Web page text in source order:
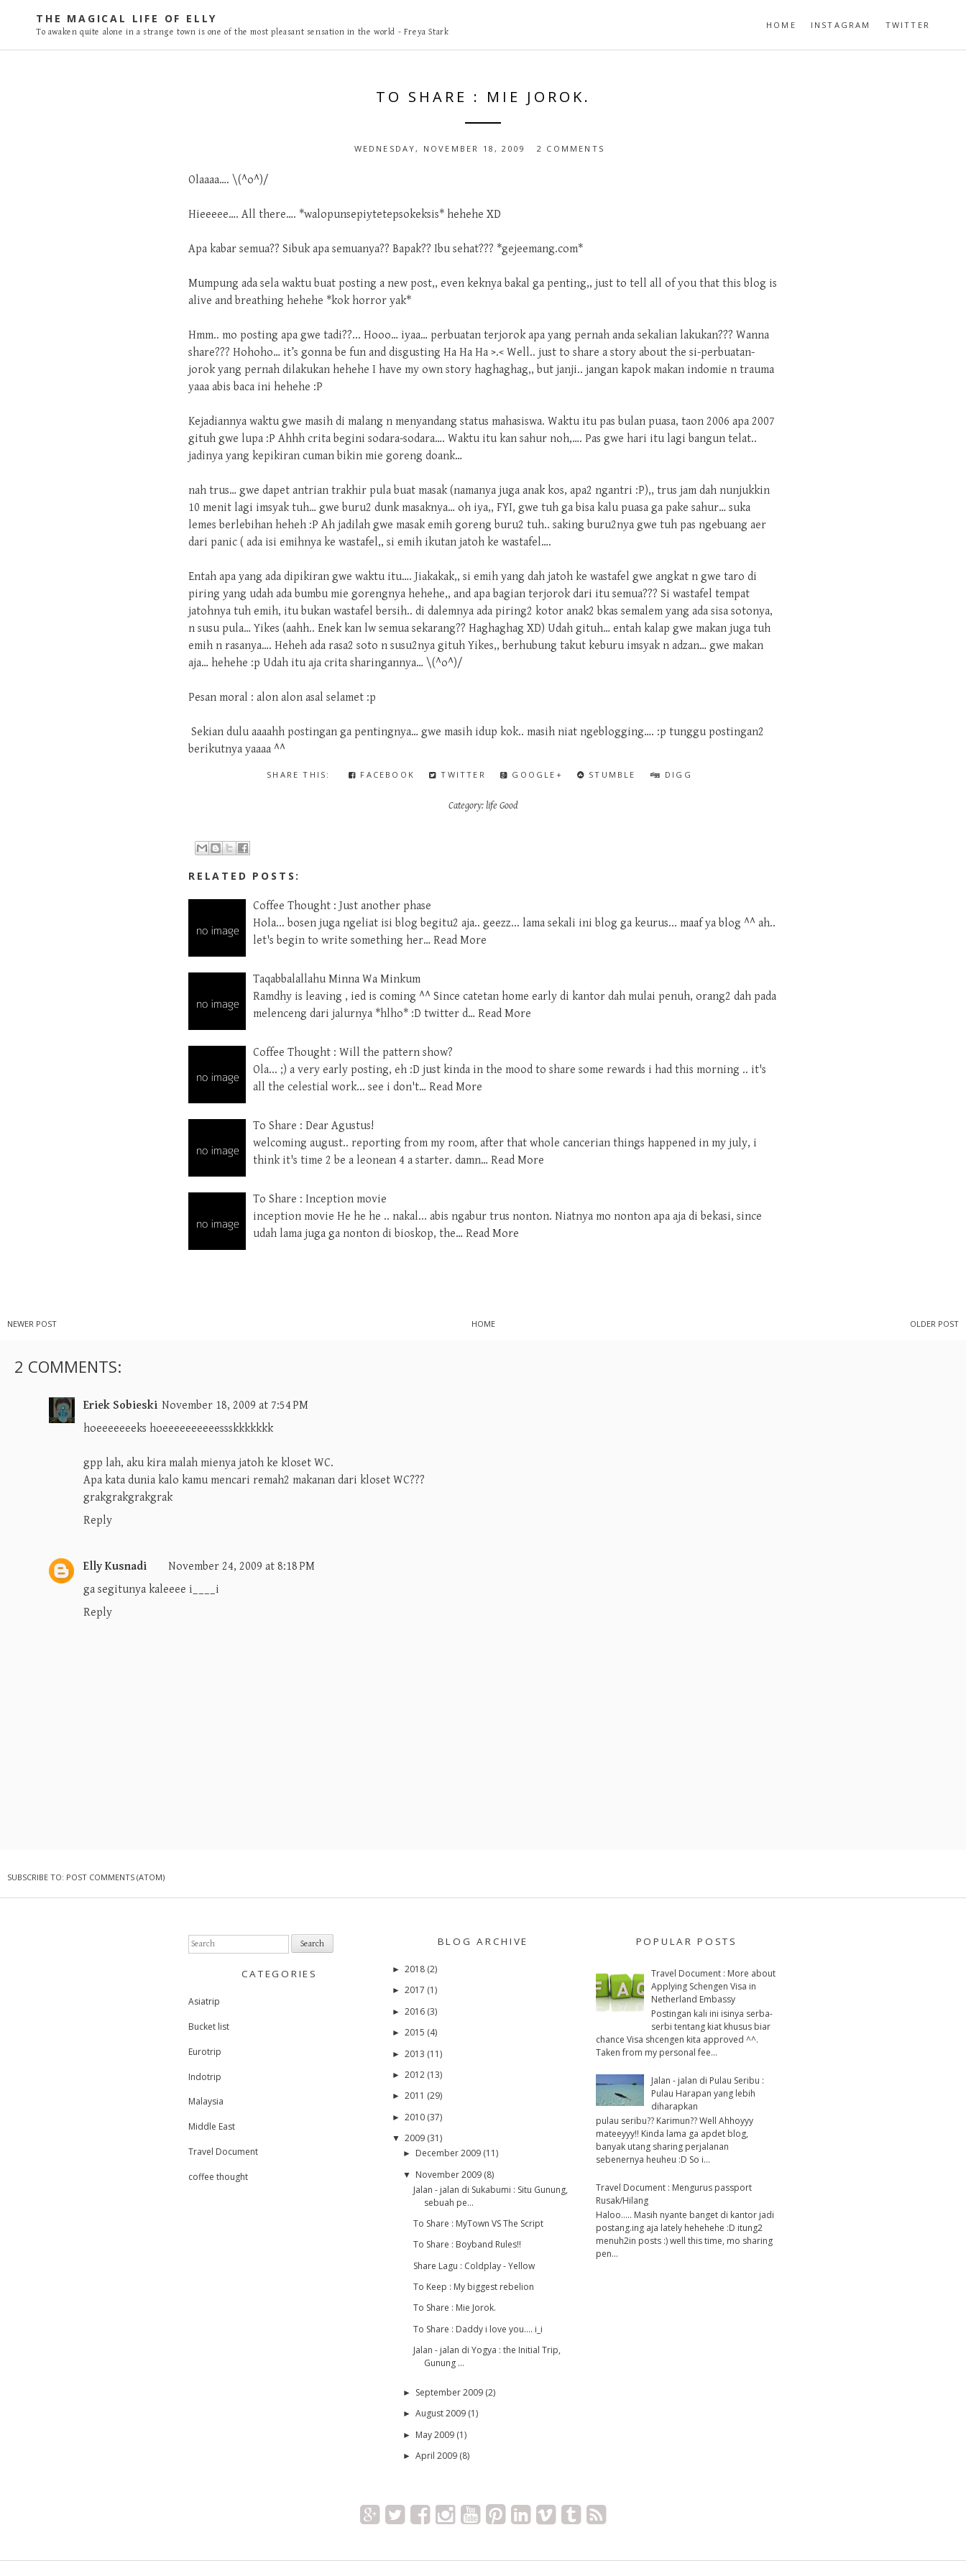
THE MAGICAL LIFE OF ELLY
To awaken quite alone in a strange town is one of the most pleasant sensation in the world - Freya Stark
HOME INSTAGRAM TWITTER
TO SHARE : MIE JOROK.
WEDNESDAY, NOVEMBER 18, 2009 2 COMMENTS
Olaaaa…. \(^o^)/
Hieeeee…. All there…. *walopunsepiytetepsokeksis* hehehe XD
Apa kabar semua?? Sibuk apa semuanya?? Bapak?? Ibu sehat??? *gejeemang.com*
Mumpung ada sela waktu buat posting a new post,, even keknya bakal ga penting,, just to tell all of you that this blog is
alive and breathing hehehe *kok horror yak*
Hmm.. mo posting apa gwe tadi??... Hooo… iyaa… perbuatan terjorok apa yang pernah anda sekalian lakukan??? Wanna
share??? Hohoho… it’s gonna be fun and disgusting Ha Ha Ha >.< Well.. just to share a story about the si-perbuatan-
jorok yang pernah dilakukan hehehe I have my own story haghaghag,, but janji.. jangan kapok makan indomie n trauma
yaaa abis baca ini hehehe :P
Kejadiannya waktu gwe masih di malang n menyandang status mahasiswa. Waktu itu pas bulan puasa, taon 2006 apa 2007
gituh gwe lupa :P Ahhh crita begini sodara-sodara…. Waktu itu kan sahur noh,…. Pas gwe hari itu lagi bangun telat..
jadinya yang kepikiran cuman bikin mie goreng doank…
nah trus… gwe dapet antrian trakhir pula buat masak (namanya juga anak kos, apa2 ngantri :P),, trus jam dah nunjukkin
10 menit lagi imsyak tuh… gwe buru2 dunk masaknya… oh iya,, FYI, gwe tuh ga bisa kalu puasa ga pake sahur… suka
lemes berlebihan heheh :P Ah jadilah gwe masak emih goreng buru2 tuh.. saking buru2nya gwe tuh pas ngebuang aer
dari panic ( ada isi emihnya ke wastafel,, si emih ikutan jatoh ke wastafel….
Entah apa yang ada dipikiran gwe waktu itu…. Jiakakak,, si emih yang dah jatoh ke wastafel gwe angkat n gwe taro di
piring yang udah ada bumbu mie gorengnya hehehe,, and apa bagian terjorok dari itu semua??? Si wastafel tempat
jatohnya tuh emih, itu bukan wastafel bersih.. di dalemnya ada piring2 kotor anak2 bkas semalem yang ada sisa sotonya,
n susu pula… Yikes (aahh.. Enek kan lw semua sekarang?? Haghaghag XD) Udah gituh… entah kalap gwe makan juga tuh
emih n rasanya…. Heheh ada rasa2 soto n susu2nya gituh Yikes,, berhubung takut keburu imsyak n adzan… gwe makan
aja… hehehe :p Udah itu aja crita sharingannya… \(^o^)/
Pesan moral : alon alon asal selamet :p
Sekian dulu aaaahh postingan ga pentingnya… gwe masih idup kok.. masih niat ngeblogging…. :p tunggu postingan2
berikutnya yaaaa ^^
SHARE THIS: FACEBOOK TWITTER GOOGLE+ STUMBLE DIGG
Category:life Good
RELATED POSTS:
Coffee Thought : Just another phase
Hola... bosen juga ngeliat isi blog begitu2 aja.. geezz... lama sekali ini blog ga keurus... maaf ya blog ^^ ah..
let's begin to write something her… Read More
Taqabbalallahu Minna Wa Minkum
Ramdhy is leaving , ied is coming ^^ Since catetan home early di kantor dah mulai penuh, orang2 dah pada
melenceng dari jalurnya *hlho* :D twitter d… Read More
Coffee Thought : Will the pattern show?
Ola... ;) a very early posting, eh :D just kinda in the mood to share some rewards i had this morning .. it's
all the celestial work... see i don't… Read More
To Share : Dear Agustus!
welcoming august.. reporting from my room, after that whole cancerian things happened in my july, i
think it's time 2 be a leonean 4 a starter. damn… Read More
To Share : Inception movie
inception movie He he he .. nakal... abis ngabur trus nonton. Niatnya mo nonton apa aja di bekasi, since
udah lama juga ga nonton di bioskop, the… Read More
NEWER POST OLDER POST
HOME
2 COMMENTS:
Eriek Sobieski November 18, 2009 at 7:54 PM
hoeeeeeeeks hoeeeeeeeeeessskkkkkkk
gpp lah, aku kira malah mienya jatoh ke kloset WC.
Apa kata dunia kalo kamu mencari remah2 makanan dari kloset WC???
grakgrakgrakgrak
Reply
Elly Kusnadi
November 24, 2009 at 8:18 PM
ga segitunya kaleeee i____i
Reply
SUBSCRIBE TO: POST COMMENTS (ATOM)
S
e
h
o
:
CATEGORIES
Asiatrip
Bucket list
Eurotrip
Indotrip
Malaysia
Middle East
Travel Document
coffee thought
BLOG ARCHIVE
►2018 (2)
►2017 (1)
►2016 (3)
►2015 (4)
►2013 (11)
►2012 (13)
►2011 (29)
►2010 (37)
▼ 2009 (31)
► December 2009 (11)
▼ November 2009 (8)
Jalan - jalan di Sukabumi : Situ Gunung,
sebuah pe...
To Share : MyTown VS The Script
To Share : Boyband Rules!!
Share Lagu : Coldplay - Yellow
To Keep : My biggest rebelion
To Share : Mie Jorok.
To Share : Daddy i love you.... i_i
Jalan - jalan di Yogya : the Initial Trip,
Gunung ...
► September 2009 (2)
► August 2009 (1)
► May 2009 (1)
► April 2009 (8)
POPULAR POSTS
Travel Document : More about
Applying Schengen Visa in
Netherland Embassy
Postingan kali ini isinya serba-
serbi tentang kiat khusus biar
chance Visa shcengen kita approved ^^.
Taken from my personal fee...
Jalan - jalan di Pulau Seribu :
Pulau Harapan yang lebih
diharapkan
pulau seribu?? Karimun?? Well Ahhoyyy
mateeyyy!! Kinda lama ga apdet blog,
banyak utang sharing perjalanan
sebenernya heuheu :D So i...
Travel Document : Mengurus passport
Rusak/Hilang
Haloo..... Masih nyante banget di kantor jadi
postang.ing aja lately hehehehe :D itung2
menuh2in posts :) well this time, mo sharing
pen...